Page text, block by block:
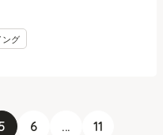
ング
6 ... 11